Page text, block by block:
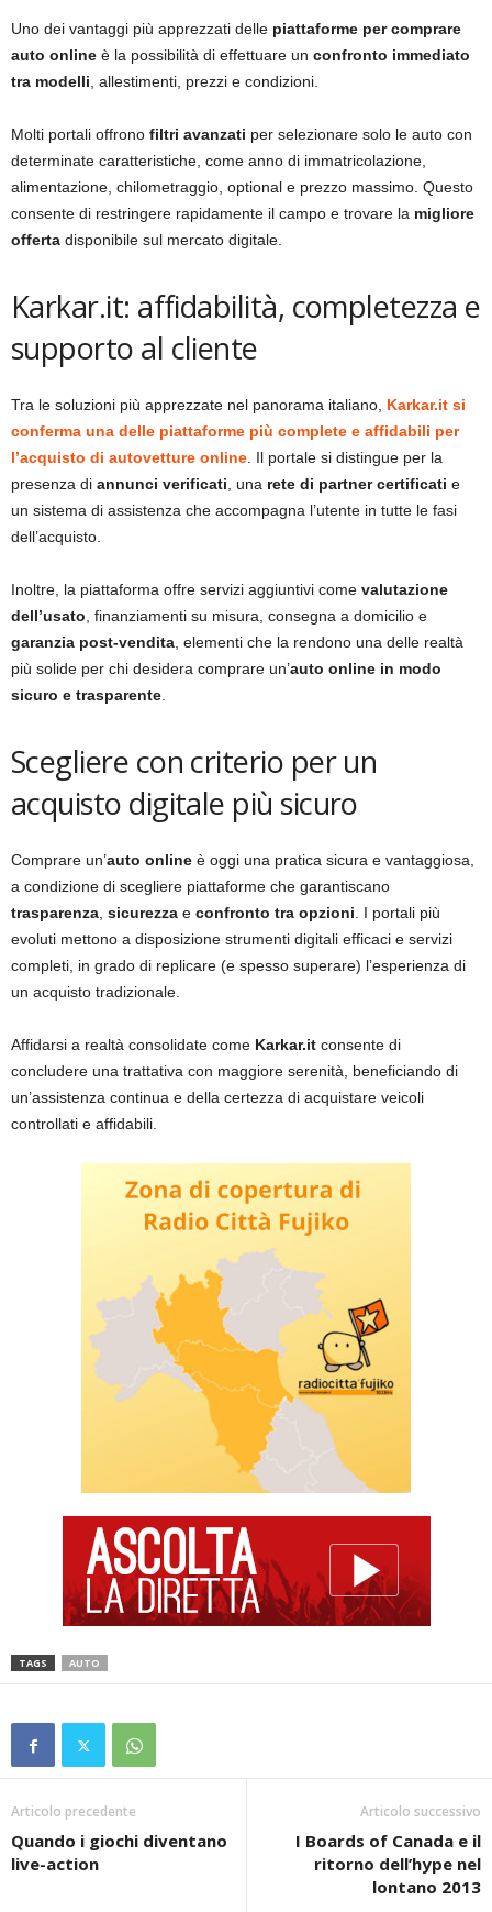
Uno dei vantaggi più apprezzati delle piattaforme per comprare
auto online è la possibilità di effettuare un confronto immediato
tra modelli, allestimenti, prezzi e condizioni.
Molti portali offrono filtri avanzati per selezionare solo le auto con
determinate caratteristiche, come anno di immatricolazione,
alimentazione, chilometraggio, optional e prezzo massimo. Questo
consente di restringere rapidamente il campo e trovare la migliore
offerta disponibile sul mercato digitale.
Karkar.it: affidabilità, completezza e
supporto al cliente
Tra le soluzioni più apprezzate nel panorama italiano, Karkar.it si
conferma una delle piattaforme più complete e affidabili per
l’acquisto di autovetture online. Il portale si distingue per la
presenza di annunci verificati, una rete di partner certificati e
un sistema di assistenza che accompagna l’utente in tutte le fasi
dell’acquisto.
Inoltre, la piattaforma offre servizi aggiuntivi come valutazione
dell’usato, finanziamenti su misura, consegna a domicilio e
garanzia post-vendita, elementi che la rendono una delle realtà
più solide per chi desidera comprare un’auto online in modo
sicuro e trasparente.
Scegliere con criterio per un
acquisto digitale più sicuro
Comprare un’auto online è oggi una pratica sicura e vantaggiosa,
a condizione di scegliere piattaforme che garantiscano
trasparenza, sicurezza e confronto tra opzioni. I portali più
evoluti mettono a disposizione strumenti digitali efficaci e servizi
completi, in grado di replicare (e spesso superare) l’esperienza di
un acquisto tradizionale.
Affidarsi a realtà consolidate come Karkar.it consente di
concludere una trattativa con maggiore serenità, beneficiando di
un’assistenza continua e della certezza di acquistare veicoli
controllati e affidabili.
TAGS AUTO
Articolo precedente
Quando i giochi diventano
live-action
Articolo successivo
I Boards of Canada e il
ritorno dell’hype nel
lontano 2013